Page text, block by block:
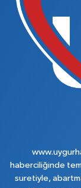
haberciliğinde
suretiyle,